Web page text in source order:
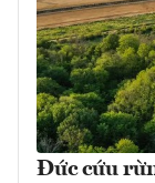
Đức cứu